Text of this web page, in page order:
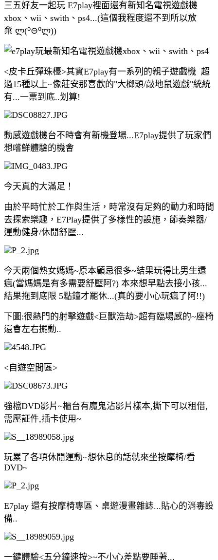
三五好友一起玩 E7play裡面還有新知名電視遊戲機
xbox、wii、swith、ps4...(這個我程度還不到所以放
棄 ლ(⁰⊖⁰ლ))
<皮卡丘彈珠檯>其實E7play有一系列的親子遊戲機 超
過15種以上~像莊安那喜歡的"大榔頭/敲地鼠遊戲"統統
有...一票到底..划算!
動感遊戲機台不時會有新機登場...E7play提供了玩家們
想嚐鮮體驗的機會
今天真的大滿足！
由於平時忙於工作與生活，時常沒有足夠的動力和時間
去探索樂趣，E7Play提供了多樣性的設施，節奏樂器/
運動健身/休閒舒壓...
今天兩個熟女媽媽~原本顧忌很多~結果玩得比男生還
瘋(當媽媽是有多需要舒壓阿?) 本來想早點去接小孩...
結果拖到底限 5點鐘才罷休...(真的要小心玩瘋了阿!!)
下圖:很熱門的射擊遊戲<巨獸浩劫>超有臨場感的~座椅
還會左右擺動..
<自遊空間區>
強檔DVD影片~櫃台有魔鬼沾影片樣本,撕下可以租借,
需壓証件,插卡使用~
玩累了各項休閒運動~想休息的話就來坐按摩椅/看
DVD~
E7play 還有按摩椅專區、桌遊漫畫雜誌...貼心的消毒設
備..
一鍵體驗<五分鐘速按>~不小心差點要睡著...